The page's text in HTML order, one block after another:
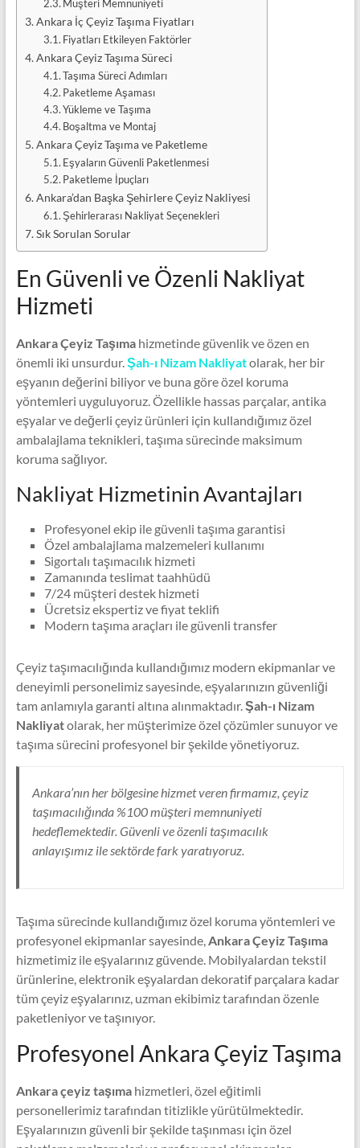
Müşteri Memnuniyeti
Ankara İç Çeyiz Taşıma Fiyatları
Fiyatları Etkileyen Faktörler
Ankara Çeyiz Taşıma Süreci
Taşıma Süreci Adımları
Paketleme Aşaması
Yükleme ve Taşıma
Boşaltma ve Montaj
Ankara Çeyiz Taşıma ve Paketleme
Eşyaların Güvenli Paketlenmesi
Paketleme İpuçları
Ankara’dan Başka Şehirlere Çeyiz Nakliyesi
Şehirlerarası Nakliyat Seçenekleri
Sık Sorulan Sorular
En Güvenli ve Özenli Nakliyat
Hizmeti
Ankara Çeyiz Taşımahizmetinde güvenlik ve özen en
önemli iki unsurdur.Şah-ı Nizam Nakliyatolarak, her bir
eşyanın değerini biliyor ve buna göre özel koruma
yöntemleri uyguluyoruz. Özellikle hassas parçalar, antika
eşyalar ve değerli çeyiz ürünleri için kullandığımız özel
ambalajlama teknikleri, taşıma sürecinde maksimum
koruma sağlıyor.
Nakliyat Hizmetinin Avantajları
Profesyonel ekip ile güvenli taşıma garantisi
Özel ambalajlama malzemeleri kullanımı
Sigortalı taşımacılık hizmeti
Zamanında teslimat taahhüdü
7/24 müşteri destek hizmeti
Ücretsiz ekspertiz ve fiyat teklifi
Modern taşıma araçları ile güvenli transfer
Çeyiz taşımacılığında kullandığımız modern ekipmanlar ve
deneyimli personelimiz sayesinde, eşyalarınızın güvenliği
tam anlamıyla garanti altına alınmaktadır.Şah-ı Nizam
Nakliyatolarak, her müşterimize özel çözümler sunuyor ve
taşıma sürecini profesyonel bir şekilde yönetiyoruz.
Ankara’nın her bölgesine hizmet veren firmamız, çeyiz
taşımacılığında %100 müşteri memnuniyeti
hedeflemektedir. Güvenli ve özenli taşımacılık
anlayışımız ile sektörde fark yaratıyoruz.
Taşıma sürecinde kullandığımız özel koruma yöntemleri ve
profesyonel ekipmanlar sayesinde,Ankara Çeyiz Taşıma
hizmetimiz ile eşyalarınız güvende. Mobilyalardan tekstil
ürünlerine, elektronik eşyalardan dekoratif parçalara kadar
tüm çeyiz eşyalarınız, uzman ekibimiz tarafından özenle
paketleniyor ve taşınıyor.
Profesyonel Ankara Çeyiz Taşıma
Ankara çeyiz taşımahizmetleri, özel eğitimli
personellerimiz tarafından titizlikle yürütülmektedir.
Eşyalarınızın güvenli bir şekilde taşınması için özel